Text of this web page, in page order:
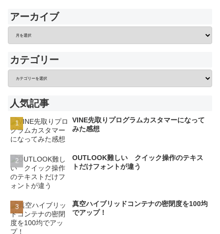
アーカイブ
カテゴリー
人気記事
VINE先取りプログラムカスタマーになって
みた感想
OUTLOOK難しい クイック操作のテキス
トだけフォントが違う
真空ハイブリッドコンテナの密閉度を100均
でアップ！